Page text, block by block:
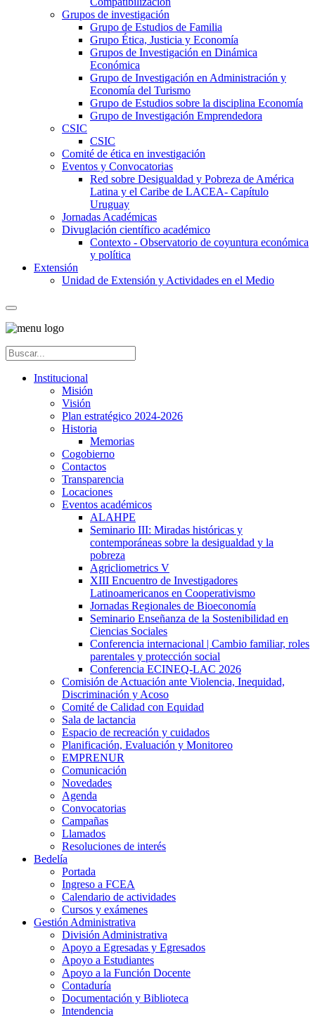
Grupos de investigación
Grupo de Estudios de Familia
Grupo Ética, Justicia y Economía
Grupos de Investigación en Dinámica
Económica
Grupo de Investigación en Administración y
Economía del Turismo
Grupo de Estudios sobre la disciplina Economía
Grupo de Investigación Emprendedora
CSIC
CSIC
Comité de ética en investigación
Eventos y Convocatorias
Red sobre Desigualdad y Pobreza de América
Latina y el Caribe de LACEA- Capítulo
Uruguay
Jornadas Académicas
Divuglación científico académico
Contexto - Observatorio de coyuntura económica
y política
Extensión
Unidad de Extensión y Actividades en el Medio
Institucional
Misión
Visión
Plan estratégico 2024-2026
Historia
Memorias
Cogobierno
Contactos
Transparencia
Locaciones
Eventos académicos
ALAHPE
Seminario III: Miradas históricas y
contemporáneas sobre la desigualdad y la
pobreza
Agricliometrics V
XIII Encuentro de Investigadores
Latinoamericanos en Cooperativismo
Jornadas Regionales de Bioeconomía
Seminario Enseñanza de la Sostenibilidad en
Ciencias Sociales
Conferencia internacional | Cambio familiar, roles
parentales y protección social
Conferencia ECINEQ-LAC 2026
Comisión de Actuación ante Violencia, Inequidad,
Discriminación y Acoso
Comité de Calidad con Equidad
Sala de lactancia
Espacio de recreación y cuidados
Planificación, Evaluación y Monitoreo
EMPRENUR
Comunicación
Novedades
Agenda
Convocatorias
Campañas
Llamados
Resoluciones de interés
Bedelía
Portada
Ingreso a FCEA
Calendario de actividades
Cursos y exámenes
Gestión Administrativa
División Administrativa
Apoyo a Egresadas y Egresados
Apoyo a Estudiantes
Apoyo a la Función Docente
Contaduría
Documentación y Biblioteca
Intendencia